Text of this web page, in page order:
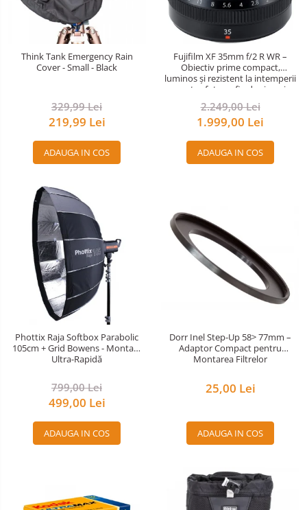
Think Tank Emergency Rain
Cover - Small - Black
329,99 Lei
219,99 Lei
ADAUGA IN COS
Fujifilm XF 35mm f/2 R WR –
Obiectiv prime compact,
luminos și rezistent la intemperii
pentru fotografie de zi cu zi
2.249,00 Lei
1.999,00 Lei
ADAUGA IN COS
Phottix Raja Softbox Parabolic
105cm + Grid Bowens - Montare
Ultra-Rapidă
799,00 Lei
499,00 Lei
ADAUGA IN COS
Dorr Inel Step-Up 58> 77mm –
Adaptor Compact pentru
Montarea Filtrelor
25,00 Lei
ADAUGA IN COS